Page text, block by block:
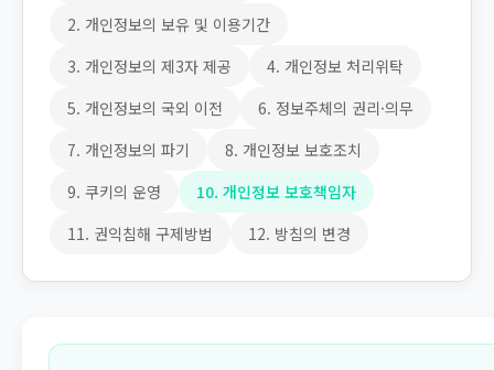
2. 개인정보의 보유 및 이용기간
3. 개인정보의 제3자 제공
4. 개인정보 처리위탁
5. 개인정보의 국외 이전
6. 정보주체의 권리·의무
7. 개인정보의 파기
8. 개인정보 보호조치
9. 쿠키의 운영
10. 개인정보 보호책임자
11. 권익침해 구제방법
12. 방침의 변경